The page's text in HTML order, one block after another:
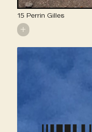
15 Perrin Gilles
+